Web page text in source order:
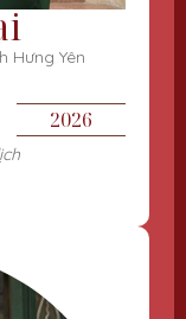
Hưng Yên
2026